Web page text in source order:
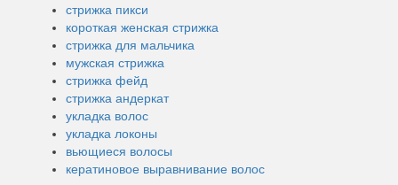
стрижка пикси
короткая женская стрижка
стрижка для мальчика
мужская стрижка
стрижка фейд
стрижка андеркат
укладка волос
укладка локоны
вьющиеся волосы
кератиновое выравнивание волос